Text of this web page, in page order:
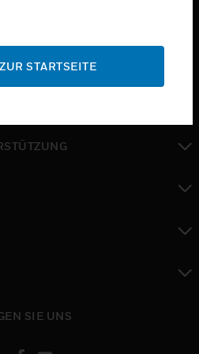
SIE UNS
STARTSEITE